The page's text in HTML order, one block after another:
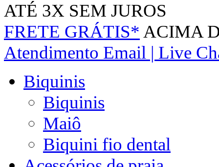
ATÉ 3X SEM JUROS
FRETE GRÁTIS* ACIMA
Atendimento Email | Live
Biquinis
Biquinis
Maiô
Biquini fio dental